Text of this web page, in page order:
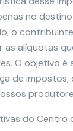
no
o
alíquotas
O objetivo é
de impostos,
do Centro